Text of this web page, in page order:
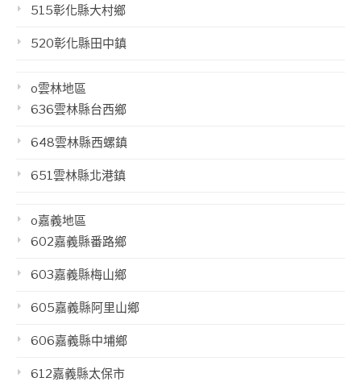
515彰化縣大村鄉
520彰化縣田中鎮
o雲林地區
636雲林縣台西鄉
648雲林縣西螺鎮
651雲林縣北港鎮
o嘉義地區
602嘉義縣番路鄉
603嘉義縣梅山鄉
605嘉義縣阿里山鄉
606嘉義縣中埔鄉
612嘉義縣太保市